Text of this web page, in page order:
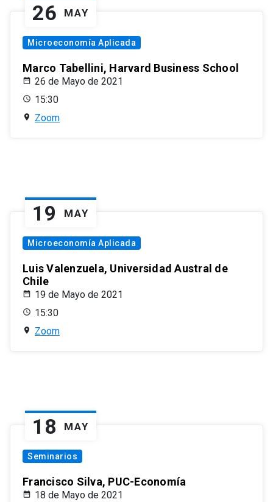
26 MAY
Microeconomía Aplicada
Marco Tabellini, Harvard Business School
26 de Mayo de 2021
15:30
Zoom
19 MAY
Microeconomía Aplicada
Luis Valenzuela, Universidad Austral de
Chile
19 de Mayo de 2021
15:30
Zoom
18 MAY
Seminarios
Francisco Silva, PUC-Economía
18 de Mayo de 2021